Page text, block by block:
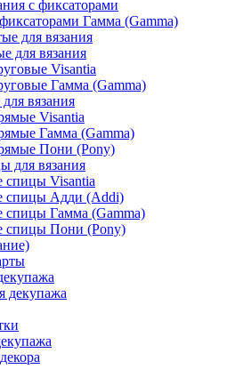
с фиксаторами
Гамма (Gamma)
для вязания
для вязания
Visantia
Гамма (Gamma)
вязания
Visantia
Гамма (Gamma)
Пони (Pony)
для вязания
спицы Visantia
спицы Адди (Addi)
спицы Гамма (Gamma)
спицы Пони (Pony)
декупажа